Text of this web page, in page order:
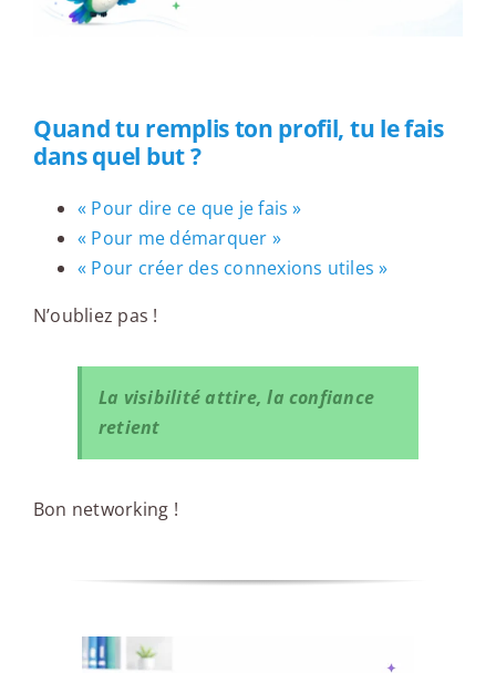
Quand tu remplis ton profil, tu le fais
dans quel but ?
« Pour dire ce que je fais »
« Pour me démarquer »
« Pour créer des connexions utiles »
N’oubliez pas !
La visibilité attire, la confiance
retient
Bon networking !